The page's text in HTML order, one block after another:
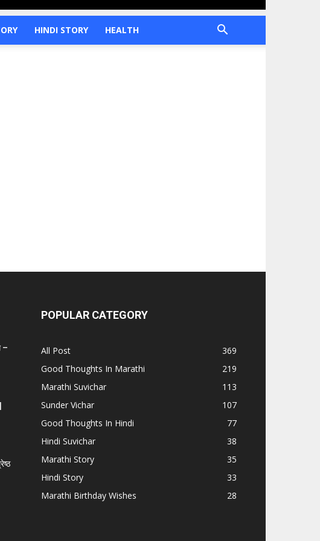
HINDI STORY HEALTH
–
POPULAR CATEGORY
All Post
369
Good Thoughts In Marathi
219
Marathi Suvichar
113
Sunder Vichar
107
Good Thoughts In Hindi
77
Hindi Suvichar
38
Marathi Story
35
Hindi Story
33
Marathi Birthday Wishes
28